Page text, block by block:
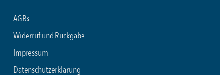
AGBs
Widerruf und Rückgabe
Impressum
Datenschutzerklärung